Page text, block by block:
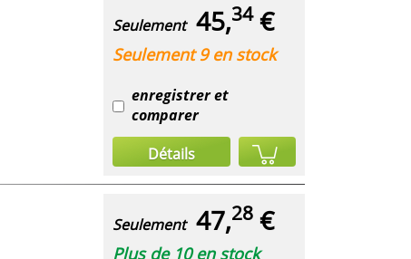
Seulement 45,34€
Seulement 9 en stock
enregistrer et
comparer
Détails
Seulement 47,28 €
Plus de 10 en stock